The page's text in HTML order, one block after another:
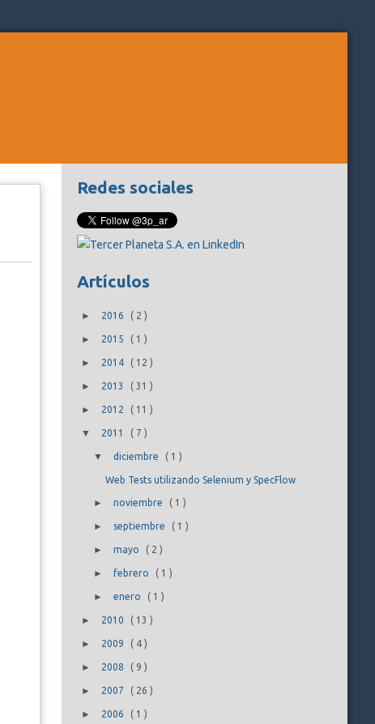
Redes sociales
Artículos
► 2016 ( 2)
► 2015 ( 1)
► 2014 ( 12)
► 2013 (31)
► 2012 ( 11)
▼ 2011 ( 7)
▼ diciembre ( 1 )
Web Tests utilizando Selenium y SpecFlow
► noviembre ( 1 )
► septiembre ( 1 )
► mayo ( 2 )
► febrero ( 1 )
► enero ( 1 )
► 2010 ( 13)
► 2009 ( 4)
► 2008 ( 9)
► 2007 ( 26)
► 2006 ( 1)